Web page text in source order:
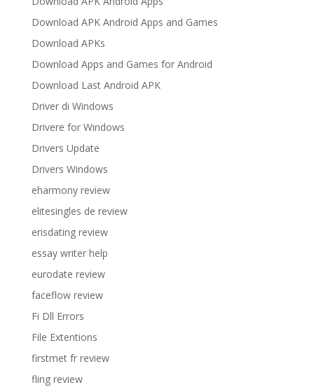
Download APK Android Apps and Games
Download APKs
Download Apps and Games for Android
Download Last Android APK
Driver di Windows
Drivere for Windows
Drivers Update
Drivers Windows
eharmony review
elitesingles de review
erisdating review
essay writer help
eurodate review
faceflow review
Fi Dll Errors
File Extentions
firstmet fr review
fling review